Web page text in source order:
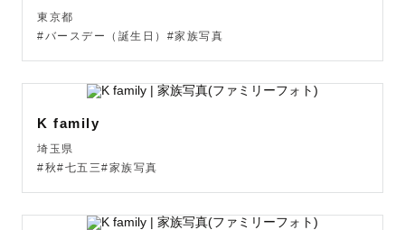
東京都
#バースデー（誕生日）#家族写真
K family
埼玉県
#秋#七五三#家族写真